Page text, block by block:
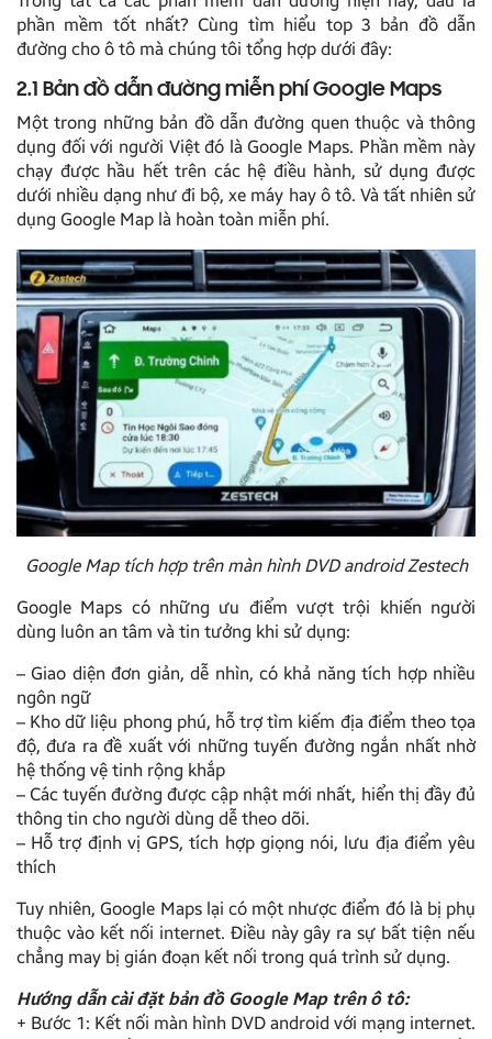
phần mềm tốt nhất? Cùng tìm hiểu top 3 bản đồ dẫn
đường cho ô tô mà chúng tôi tổng hợp dưới đây:
2.1 Bản đồ dẫn đường miễn phí Google Maps
Một trong những bản đồ dẫn đường quen thuộc và thông
dụng đối với người Việt đó là Google Maps. Phần mềm này
chạy được hầu hết trên các hệ điều hành, sử dụng được
dưới nhiều dạng như đi bộ, xe máy hay ô tô. Và tất nhiên sử
dụng Google Map là hoàn toàn miễn phí.
Google Map tích hợp trên màn hình DVD android Zestech
Google Maps có những ưu điểm vượt trội khiến người
dùng luôn an tâm và tin tưởng khi sử dụng:
– Giao diện đơn giản, dễ nhìn, có khả năng tích hợp nhiều
ngôn ngữ
– Kho dữ liệu phong phú, hỗ trợ tìm kiếm địa điểm theo tọa
độ, đưa ra đề xuất với những tuyến đường ngắn nhất nhờ
hệ thống vệ tinh rộng khắp
– Các tuyến đường được cập nhật mới nhất, hiển thị đầy đủ
thông tin cho người dùng dễ theo dõi.
– Hỗ trợ định vị GPS, tích hợp giọng nói, lưu địa điểm yêu
thích
Tuy nhiên, Google Maps lại có một nhược điểm đó là bị phụ
thuộc vào kết nối internet. Điều này gây ra sự bất tiện nếu
chẳng may bị gián đoạn kết nối trong quá trình sử dụng.
Hướng dẫn cài đặt bản đồ Google Map trên ô tô:
+ Bước 1: Kết nối màn hình DVD android với mạng internet.